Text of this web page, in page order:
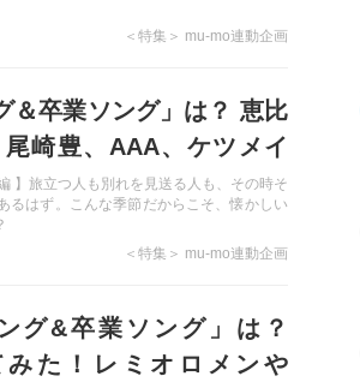
＜特集＞ mu-mo連動企画
＆卒業ソング」は？ 恵比
崎豊、AAA、ケツメイ
】旅立つ人も別れを見送る人も、その時そ
るはず。こんな季節だからこそ、懐かしい
＜特集＞ mu-mo連動企画
グ&卒業ソング」は？
みた！レミオロメンや